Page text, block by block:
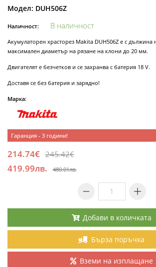
Модел: DUH506Z
Наличност: В наличност
Акумулаторен храсторез Makita DUH506Z е с дължина
максимален диаметър на рязане на клони до 20 мм.
Двигателят е безчетков и се захранва с батерия 18 V.
Доставя се без батерия и зарядно!
Марка:
Гаранция - 3 години!
214.74€ 245.42€
419.99лв. 480.01лв.
Добави в количката
Бърза поръчка
Вземи на изплащане